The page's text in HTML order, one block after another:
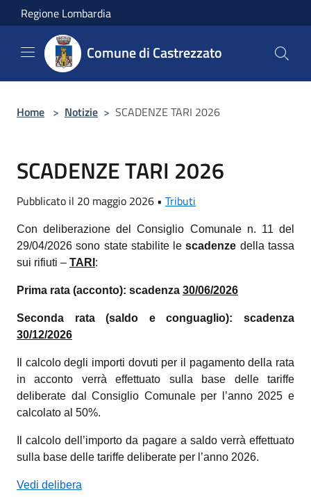
Salta al contenuto principale
Regione Lombardia
Comune di Castrezzato
Home > Notizie > SCADENZE TARI 2026
SCADENZE TARI 2026
Pubblicato il 20 maggio 2026 • Tributi
Con deliberazione del Consiglio Comunale n. 11 del
29/04/2026 sono state stabilite lescadenze della tassa
sui rifiuti – TARI :
Prima rata (acconto): scadenza 30/06/2026
Seconda rata (saldo e conguaglio): scadenza
30/12/2026
Il calcolo degli importi dovuti per il pagamento della rata
in acconto verrà effettuato sulla base delle tariffe
deliberate dal Consiglio Comunale per l’anno 2025 e
calcolato al 50%.
Il calcolo dell’importo da pagare a saldo verrà effettuato
sulla base delle tariffe deliberate per l’anno 2026.
Vedi delibera